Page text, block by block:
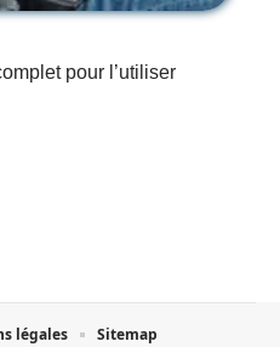
pour l’utiliser
légales Sitemap